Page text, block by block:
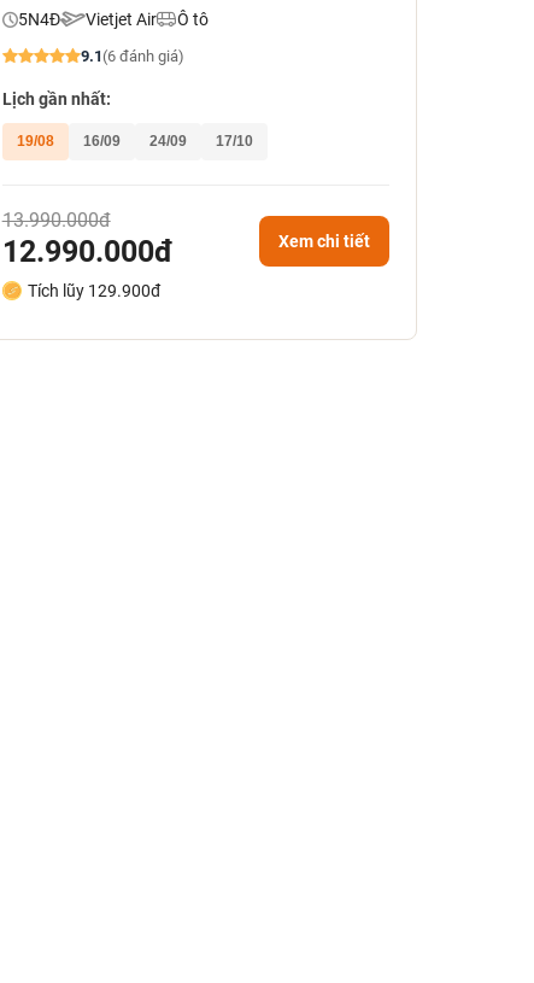
5N4Đ
Vietjet Air Ô tô
9.1 (6 đánh giá)
Lịch gần nhất:
19/08 16/09 24/09 17/10
13.990.000đ
12.990.000đ Xem chi tiết
Tích lũy 129.900đ